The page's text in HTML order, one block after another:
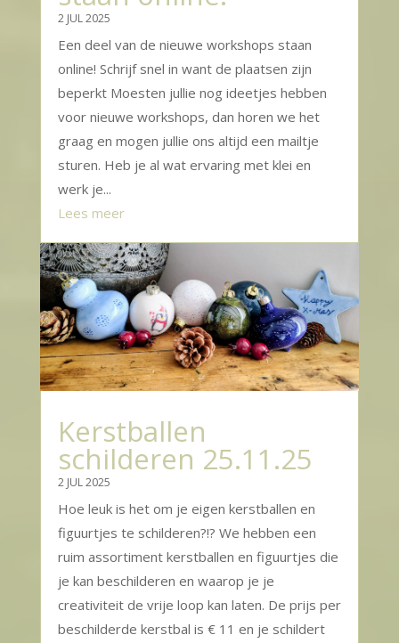
2 JUL 2025
Een deel van de nieuwe workshops staan
online! Schrijf snel in want de plaatsen zijn
beperkt Moesten jullie nog ideetjes hebben
voor nieuwe workshops, dan horen we het
graag en mogen jullie ons altijd een mailtje
sturen. Heb je al wat ervaring met klei en
werk je...
Lees meer
Kerstballen
schilderen 25.11.25
2 JUL 2025
Hoe leuk is het om je eigen kerstballen en
figuurtjes te schilderen?!? We hebben een
ruim assortiment kerstballen en figuurtjes die
je kan beschilderen en waarop je je
creativiteit de vrije loop kan laten. De prijs per
beschilderde kerstbal is € 11 en je schildert